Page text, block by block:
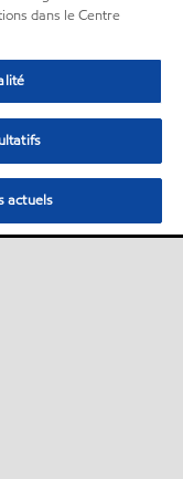
dans le Centre
actuels